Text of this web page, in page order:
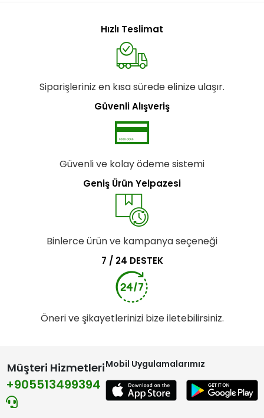
Hızlı Teslimat
Siparişleriniz en kısa sürede elinize ulaşır.
Güvenli Alışveriş
Güvenli ve kolay ödeme sistemi
Geniş Ürün Yelpazesi
Binlerce ürün ve kampanya seçeneği
7 / 24 DESTEK
Öneri ve şikayetlerinizi bize iletebilirsiniz.
Müşteri Hizmetleri
+905513499394
Mobil Uygulamalarımız